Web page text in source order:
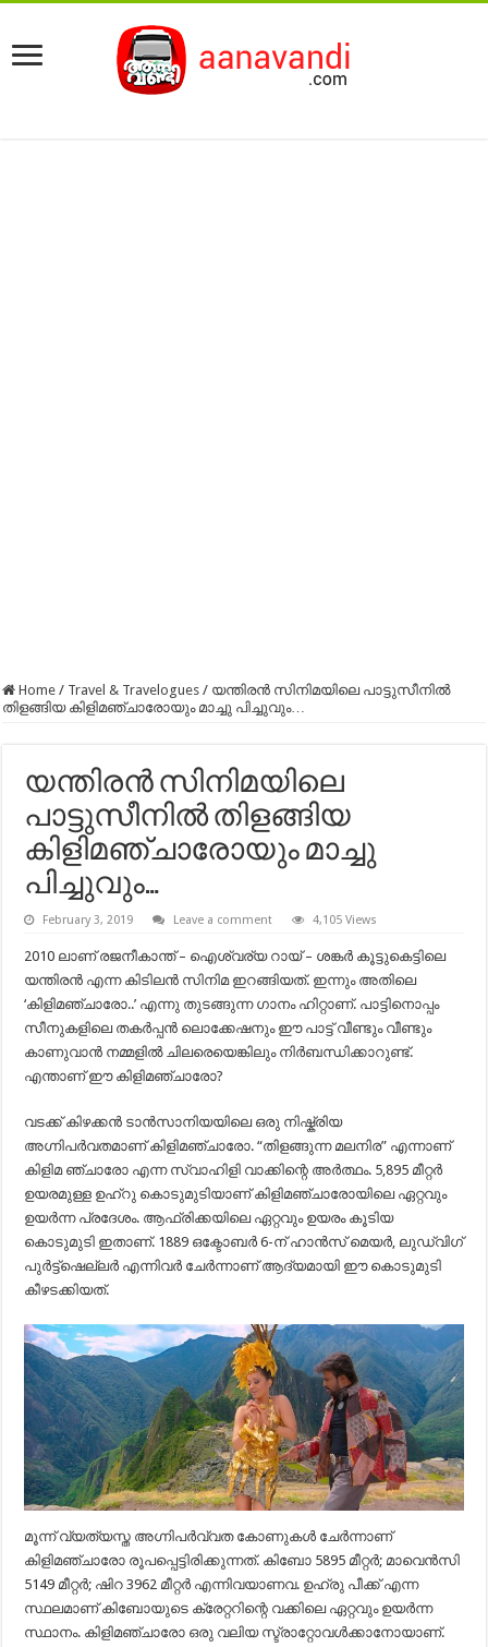
Home / Travel & Travelogues / യന്തിരൻ സിനിമയിലെ പാട്ടുസീനിൽ
തിളങ്ങിയ കിളിമഞ്ചാരോയും മാച്ചു പിച്ചുവും…
യന്തിരൻ സിനിമയിലെ
പാട്ടുസീനിൽ തിളങ്ങിയ
കിളിമഞ്ചാരോയും മാച്ചു
പിച്ചുവും…
February 3, 2019 Leave a comment 4,105 Views
2010 ലാണ് രജനീകാന്ത് – ഐശ്വര്യ റായ് – ശങ്കർ കൂട്ടുകെട്ടിലെ
യന്തിരൻ എന്ന കിടിലൻ സിനിമ ഇറങ്ങിയത്. ഇന്നും അതിലെ
‘കിളിമഞ്ചാരോ..’ എന്നു തുടങ്ങുന്ന ഗാനം ഹിറ്റാണ്. പാട്ടിനൊപ്പം
സീനുകളിലെ തകർപ്പൻ ലൊക്കേഷനും ഈ പാട്ട് വീണ്ടും വീണ്ടും
കാണുവാൻ നമ്മളിൽ ചിലരെയെങ്കിലും നിർബന്ധിക്കാറുണ്ട്.
എന്താണ് ഈ കിളിമഞ്ചാരോ?
വടക്ക് കിഴക്കൻ ടാൻസാനിയയിലെ ഒരു നിഷ്ക്രിയ
അഗ്നിപർവതമാണ് കിളിമഞ്ചാരോ. “തിളങ്ങുന്ന മലനിര” എന്നാണ്
കിളിമ ഞ്ചാരോ എന്ന സ്വാഹിളി വാക്കിന്റെ അർത്ഥം. 5,895 മീറ്റർ
ഉയരമുള്ള ഉഹ്റു കൊടുമുടിയാണ് കിളിമഞ്ചാരോയിലെ ഏറ്റവും
ഉയർന്ന പ്രദേശം. ആഫ്രിക്കയിലെ ഏറ്റവും ഉയരം കൂടിയ
കൊടുമുടി ഇതാണ്. 1889 ഒക്ടോബർ 6-ന് ഹാൻ‍സ് മെയർ, ലുഡ്‌വിഗ്
പുർട്ട്‌ഷെല്ലർ എന്നിവർ ചേർന്നാണ് ആദ്യമായി ഈ കൊടുമുടി
കീഴടക്കിയത്.
മൂന്ന് വ്യത്യസ്ത അഗ്നിപർവ്വത കോണുകൾ ചേർന്നാണ്
കിളിമഞ്ചാരോ രൂപപ്പെട്ടിരിക്കുന്നത്. കിബോ 5895 മീറ്റർ; മാവെൻസി
5149 മീറ്റർ; ഷിറ 3962 മീറ്റർ എന്നിവയാണവ. ഉഹ്രു പീക്ക് എന്ന
സ്ഥലമാണ് കിബോയുടെ ക്രേറ്ററിന്റെ വക്കിലെ ഏറ്റവും ഉയർന്ന
സ്ഥാനം. കിളിമഞ്ചാരോ ഒരു വലിയ സ്ട്രാറ്റോവൾക്കാനോയാണ്.